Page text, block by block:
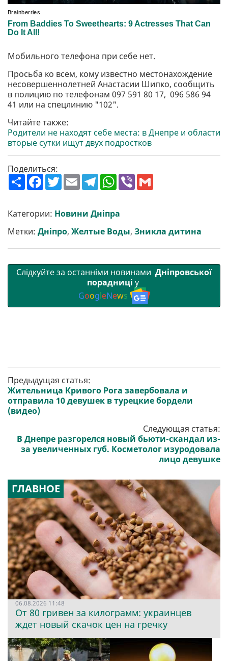
Мобильного телефона при себе нет.
Просьба ко всем, кому известно местонахождение
несовершеннолетней Анастасии Шипко, сообщить
в полицию по телефонам 097 591 80 17, 096 586 94
41 или на спецлинию "102".
Читайте также:
Родители не находят себе места: в Днепре и области
вторые сутки ищут двух подростков
Поделиться:
П
о
р
и
т
и
F
a
b
o
o
k
T
w
t
e
r
E
m
l
T
e
g
r
a
m
W
h
s
A
p
p
V
Категории: Новини Дніпра
Метки: Дніпро, Желтые Воды, Зникла дитина
Слідкуйте за останніми новинами Дніпровської
порадниці у
GoogleNews
Предыдущая статья:
Жительница Кривого Рога завербовала и
отправила 10 девушек в турецкие бордели
(видео)
Следующая статья:
В Днепре разгорелся новый бьюти-скандал из-
за увеличенных губ. Косметолог изуродовала
лицо девушке
ГЛАВНОЕ
06.08.2026 11:48
От 80 гривен за килограмм: украинцев
ждет новый скачок цен на гречку